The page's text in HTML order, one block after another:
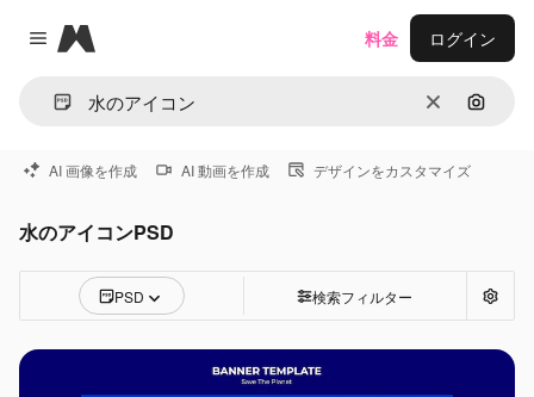
Close menu
Magnific
消去 画像で
料金 ログイン
AI 画像を作成 AI 動画を作成 デザインをカスタマイズ
水のアイコンPSD
PSD 検索フィルター